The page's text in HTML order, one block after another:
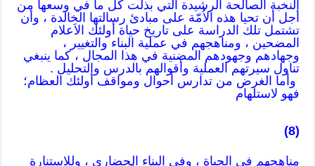
النخبة الصالحة الرشيدة التي بذلت كل ما في وسعها من
أجل أن تحيا هذه الاُمّة على مبادئ رسالتها الخالدة ، وأن
تشتمل تلك الدراسة على تاريخ حياة أولئك الاَعلام
المضحين ، ومناهجهم في عملية البناء والتغيير ،
وجهادهم وجهودهم المضنية في هذا المجال ، كما ينبغي
تناول سيرتهم العملية وأقوالهم بالدرس والتحليل .
وأما الغرض من تدارس أحوال ومواقف أولئك العظام؛
فهو لاستلهام
(8)
مناهجهم في الحياة ، وفي البناء الحضاري ، وللاستنارة